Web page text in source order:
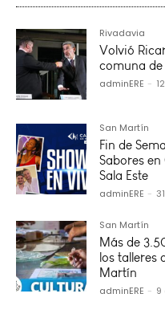
Rivadavia
Volvió
comuna de
adminERE -
San Martín
Fin de
Sabores
Sala Este
adminERE -
San Martín
Más de
los talleres
Martín
adminERE - 9